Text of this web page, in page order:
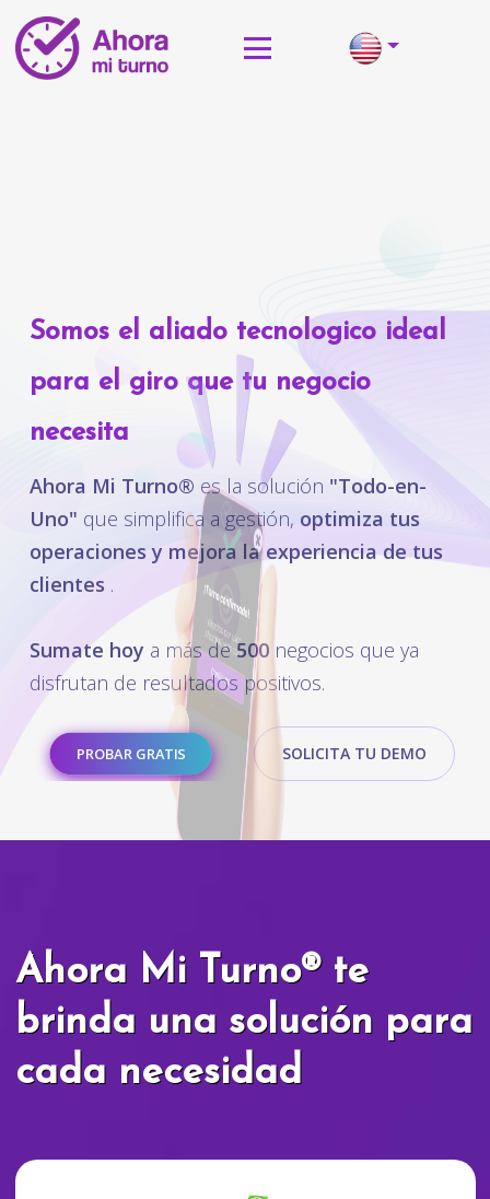
Somos el aliado tecnologico ideal
para el giro que tu negocio
necesita
Ahora Mi Turno® es la solución "Todo-en-
Uno" que simplifica a gestión, optimiza tus
operaciones y mejora la experiencia de tus
clientes .
Sumate hoy a más de500 negocios que ya
disfrutan de resultados positivos.
PROBAR GRATIS SOLICITA TU DEMO
Ahora Mi Turno® te
brinda una solución para
cada necesidad